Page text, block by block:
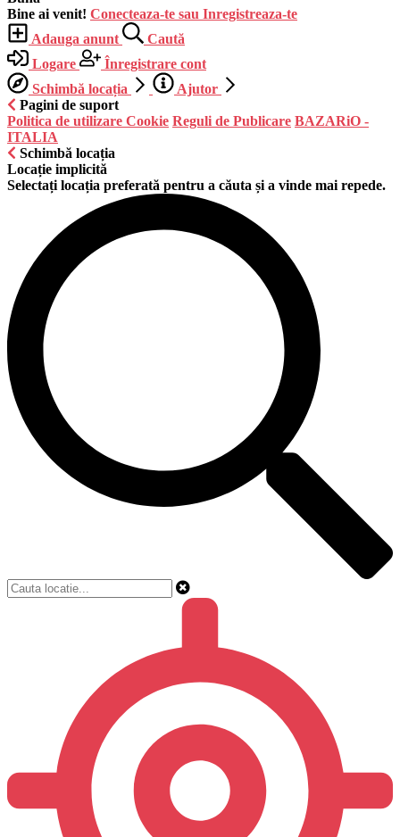
Bine ai venit! Conecteaza-te sau Inregistreaza-te
Adauga anunt
Caută
Logare
Înregistrare cont
Schimbă locația
Ajutor
Pagini de suport
Politica de utilizare Cookie Reguli de Publicare BAZARiO -
ITALIA
Schimbă locația
Locație implicită
Selectați locația preferată pentru a căuta și a vinde mai repede.